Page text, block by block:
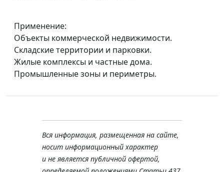
Применение:
Объекты коммерческой недвижимости.
Складские территории и парковки.
Жилые комплексы и частные дома.
Промышленные зоны и периметры.
Вся информация, размещенная на сайте,
носит информационный характер
и не является публичной офертой,